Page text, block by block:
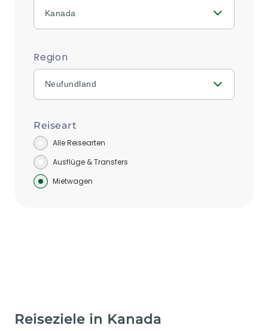
Kanada
Region
Neufundland
Reiseart
Alle Reisearten
Ausflüge & Transfers
Mietwagen
Reiseziele in Kanada